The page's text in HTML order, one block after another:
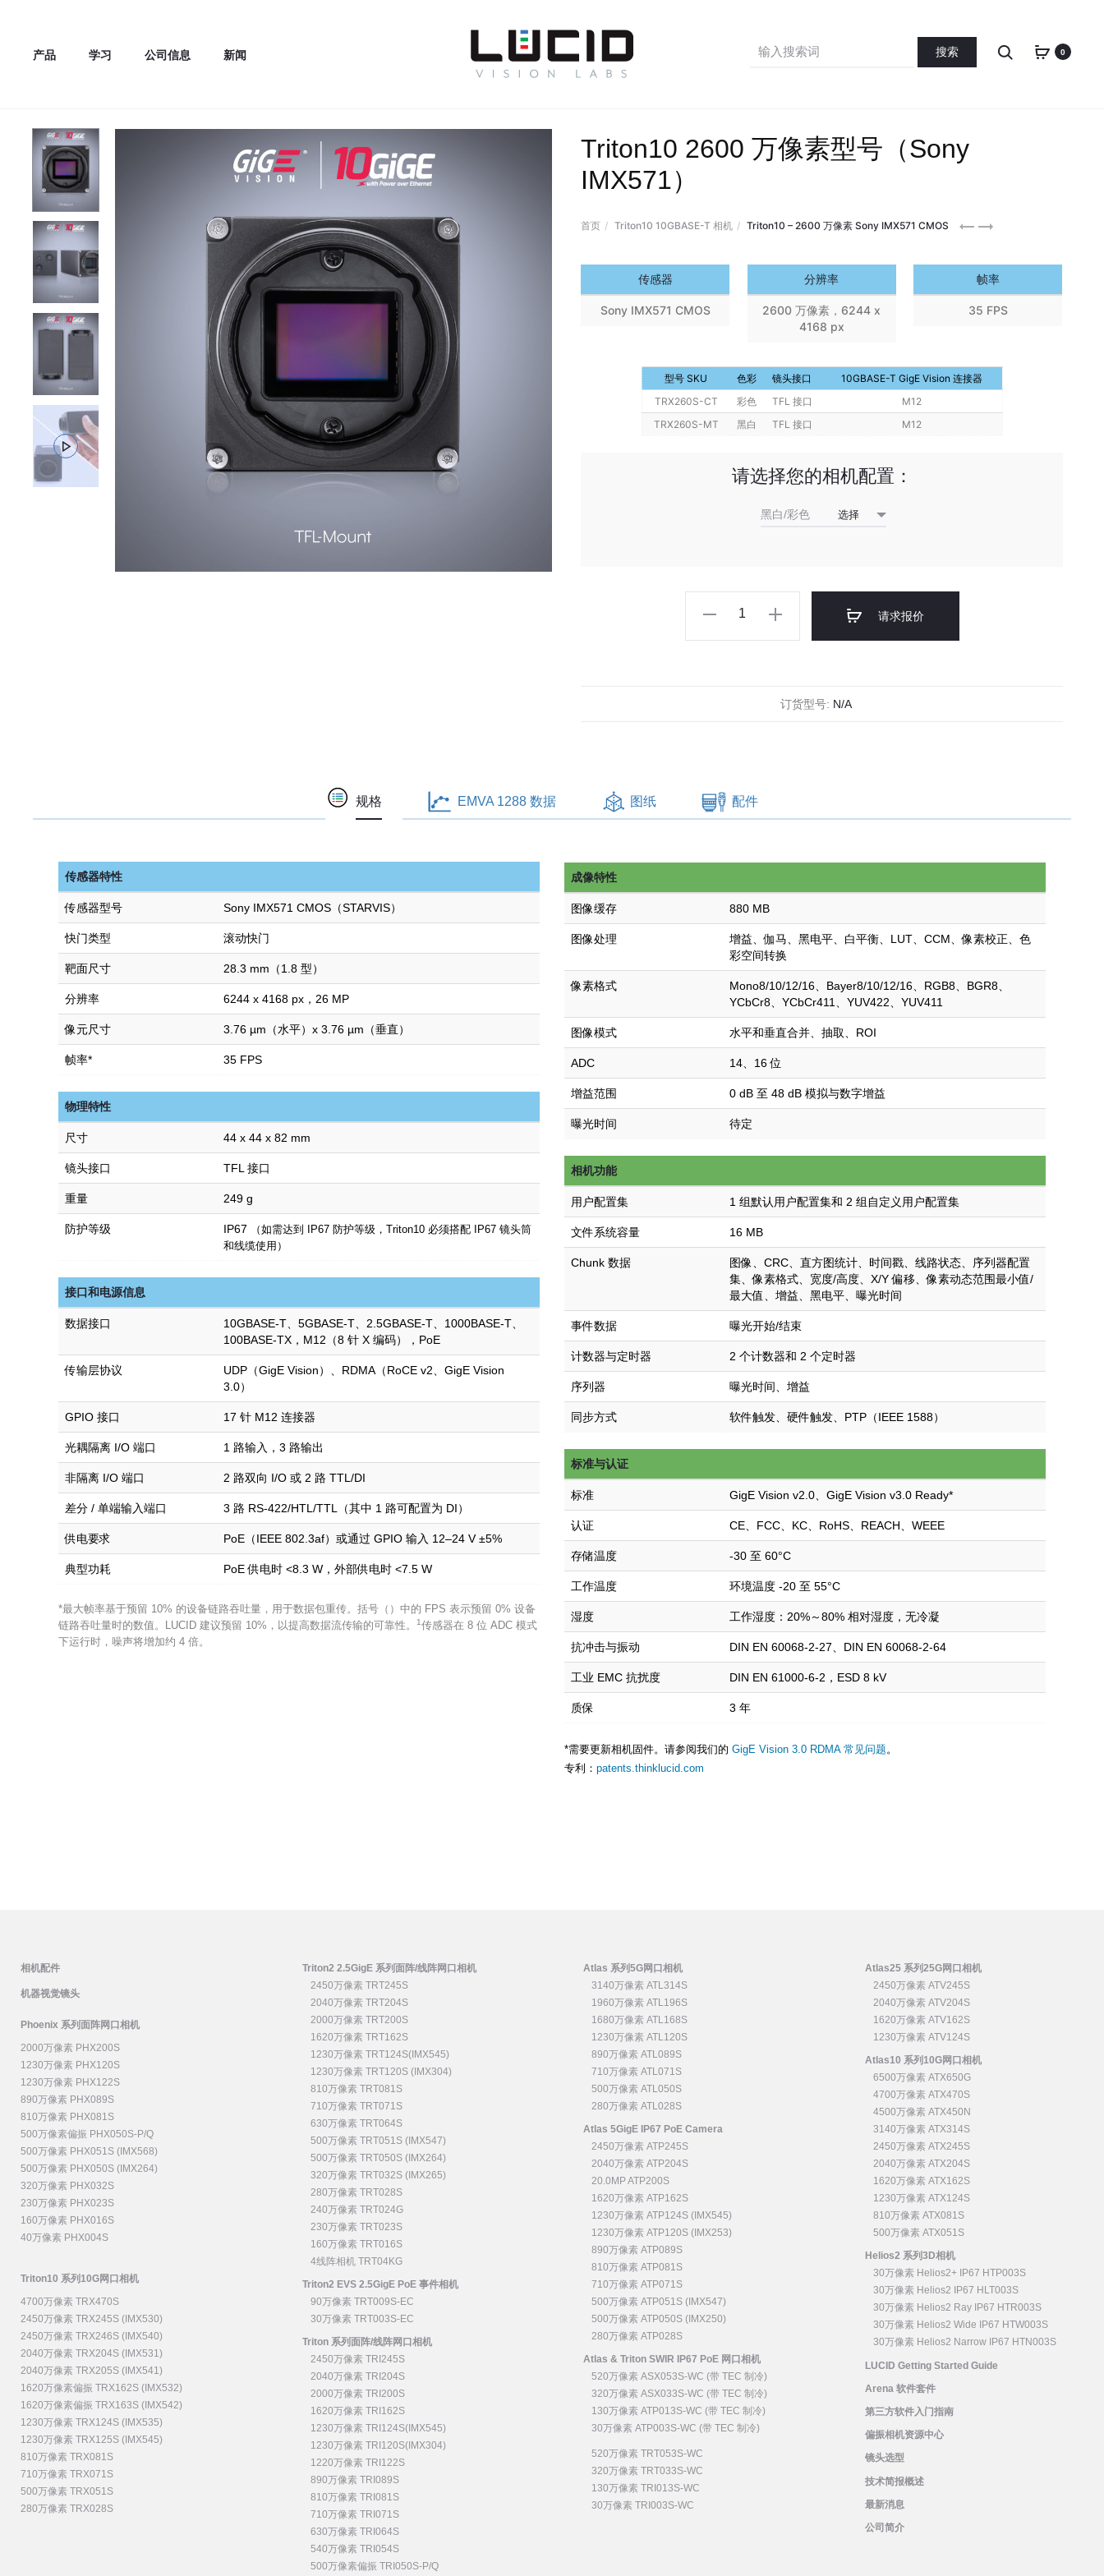
产品 学习 公司信息 新闻
Search
Search 0
Triton10 2600 万像素型号（Sony
IMX571）
首页 Triton10 10GBASE-T 相机 Triton10 – 2600 万像素 Sony IMX571 CMOS
Triton10
万
太
Triton10
万
像
素
太
传感器
Sony IMX571 CMOS
分辨率
2600 万像素，6244 x
4168 px
帧率
35 FPS
型号 SKU 色彩 镜头接口
10GBASE-T GigE Vision 连接器
TRX260S-CT
彩色 TFL 接口
M12
TRX260S-MT
黑白 TFL 接口 M12
请选择您的相机配置：
黑白/彩色
Triton10
IMX571）
数
请求报价
订货型号: N/A
规格 EMVA 1288 数据 图纸 配件
传感器特性
传感器型号 Sony IMX571 CMOS（STARVIS）
快门类型 滚动快门
靶面尺寸 28.3 mm（1.8 型）
分辨率 6244 x 4168 px，26 MP
像元尺寸 3.76 µm（水平）x 3.76 µm（垂直）
帧率* 35 FPS
物理特性
尺寸 44 x 44 x 82 mm
镜头接口 TFL 接口
重量 249 g
防护等级 IP67
（如需达到 IP67 防护等级，Triton10 必须搭配 IP67 镜头筒
和线缆使用）
接口和电源信息
数据接口
10GBASE-T、5GBASE-T、2.5GBASE-T、1000BASE-T、
100BASE-TX，M12（8 针 X 编码），PoE
传输层协议
UDP（GigE Vision）、RDMA（RoCE v2、GigE Vision
3.0）
GPIO 接口 17 针 M12 连接器
光耦隔离 I/O 端口 1 路输入，3 路输出
非隔离 I/O 端口 2 路双向 I/O 或 2 路 TTL/DI
差分 / 单端输入端口 3 路 RS-422/HTL/TTL（其中 1 路可配置为 DI）
供电要求 PoE（IEEE 802.3af）或通过 GPIO 输入 12–24 V ±5%
典型功耗 PoE 供电时 <8.3 W，外部供电时 <7.5 W
*最大帧率基于预留 10% 的设备链路吞吐量，用于数据包重传。括号（）中的 FPS 表示预留 0% 设备
链路吞吐量时的数值。LUCID 建议预留 10%，以提高数据流传输的可靠性。
1传感器在 8 位 ADC 模式
下运行时，噪声将增加约 4 倍。
成像特性
图像缓存 880 MB
图像处理
增益、伽马、黑电平、白平衡、LUT、CCM、像素校正、色
彩空间转换
像素格式
Mono8/10/12/16、Bayer8/10/12/16、RGB8、BGR8、
YCbCr8、YCbCr411、YUV422、YUV411
图像模式 水平和垂直合并、抽取、ROI
ADC 14、16 位
增益范围 0 dB 至 48 dB 模拟与数字增益
曝光时间 待定
相机功能
用户配置集 1 组默认用户配置集和 2 组自定义用户配置集
文件系统容量 16 MB
Chunk 数据
图像、CRC、直方图统计、时间戳、线路状态、序列器配置
集、像素格式、宽度/高度、X/Y 偏移、像素动态范围最小值/
最大值、增益、黑电平、曝光时间
事件数据 曝光开始/结束
计数器与定时器 2 个计数器和 2 个定时器
序列器 曝光时间、增益
同步方式 软件触发、硬件触发、PTP（IEEE 1588）
标准与认证
标准 GigE Vision v2.0、GigE Vision v3.0 Ready*
认证 CE、FCC、KC、RoHS、REACH、WEEE
存储温度 -30 至 60°C
工作温度 环境温度 -20 至 55°C
湿度 工作湿度：20%～80% 相对湿度，无冷凝
抗冲击与振动 DIN EN 60068-2-27、DIN EN 60068-2-64
工业 EMC 抗扰度 DIN EN 61000-6-2，ESD 8 kV
质保 3 年
*需要更新相机固件。请参阅我们的 GigE Vision 3.0 RDMA 常见问题。
专利： patents.thinklucid.com
相机配件
机器视觉镜头
Phoenix 系列面阵网口相机
2000万像素 PHX200S
1230万像素 PHX120S
1230万像素 PHX122S
890万像素 PHX089S
810万像素 PHX081S
500万像素偏振 PHX050S-P/Q
500万像素 PHX051S (IMX568)
500万像素 PHX050S (IMX264)
320万像素 PHX032S
230万像素 PHX023S
160万像素 PHX016S
40万像素 PHX004S
Triton10 系列10G网口相机
4700万像素 TRX470S
2450万像素 TRX245S (IMX530)
2450万像素 TRX246S (IMX540)
2040万像素 TRX204S (IMX531)
2040万像素 TRX205S (IMX541)
1620万像素偏振 TRX162S (IMX532)
1620万像素偏振 TRX163S (IMX542)
1230万像素 TRX124S (IMX535)
1230万像素 TRX125S (IMX545)
810万像素 TRX081S
710万像素 TRX071S
500万像素 TRX051S
280万像素 TRX028S
Triton2 2.5GigE 系列面阵/线阵网口相机
2450万像素 TRT245S
2040万像素 TRT204S
2000万像素 TRT200S
1620万像素 TRT162S
1230万像素 TRT124S(IMX545)
1230万像素 TRT120S (IMX304)
810万像素 TRT081S
710万像素 TRT071S
630万像素 TRT064S
500万像素 TRT051S (IMX547)
500万像素 TRT050S (IMX264)
320万像素 TRT032S (IMX265)
280万像素 TRT028S
240万像素 TRT024G
230万像素 TRT023S
160万像素 TRT016S
4线阵相机 TRT04KG
Triton2 EVS 2.5GigE PoE 事件相机
90万像素 TRT009S-EC
30万像素 TRT003S-EC
Triton 系列面阵/线阵网口相机
2450万像素 TRI245S
2040万像素 TRI204S
2000万像素 TRI200S
1620万像素 TRI162S
1230万像素 TRI124S(IMX545)
1230万像素 TRI120S(IMX304)
1220万像素 TRI122S
890万像素 TRI089S
810万像素 TRI081S
710万像素 TRI071S
630万像素 TRI064S
540万像素 TRI054S
500万像素偏振 TRI050S-P/Q
Atlas 系列5G网口相机
3140万像素 ATL314S
1960万像素 ATL196S
1680万像素 ATL168S
1230万像素 ATL120S
890万像素 ATL089S
710万像素 ATL071S
500万像素 ATL050S
280万像素 ATL028S
Atlas 5GigE IP67 PoE Camera
2450万像素 ATP245S
2040万像素 ATP204S
20.0MP ATP200S
1620万像素 ATP162S
1230万像素 ATP124S (IMX545)
1230万像素 ATP120S (IMX253)
890万像素 ATP089S
810万像素 ATP081S
710万像素 ATP071S
500万像素 ATP051S (IMX547)
500万像素 ATP050S (IMX250)
280万像素 ATP028S
Atlas & Triton SWIR IP67 PoE 网口相机
520万像素 ASX053S-WC (带 TEC 制冷)
320万像素 ASX033S-WC (带 TEC 制冷)
130万像素 ATP013S-WC (带 TEC 制冷)
30万像素 ATP003S-WC (带 TEC 制冷)
520万像素 TRT053S-WC
320万像素 TRT033S-WC
130万像素 TRI013S-WC
30万像素 TRI003S-WC
Atlas25 系列25G网口相机
2450万像素 ATV245S
2040万像素 ATV204S
1620万像素 ATV162S
1230万像素 ATV124S
Atlas10 系列10G网口相机
6500万像素 ATX650G
4700万像素 ATX470S
4500万像素 ATX450N
3140万像素 ATX314S
2450万像素 ATX245S
2040万像素 ATX204S
1620万像素 ATX162S
1230万像素 ATX124S
810万像素 ATX081S
500万像素 ATX051S
Helios2 系列3D相机
30万像素 Helios2+ IP67 HTP003S
30万像素 Helios2 IP67 HLT003S
30万像素 Helios2 Ray IP67 HTR003S
30万像素 Helios2 Wide IP67 HTW003S
30万像素 Helios2 Narrow IP67 HTN003S
LUCID Getting Started Guide
Arena 软件套件
第三方软件入门指南
偏振相机资源中心
镜头选型
技术简报概述
最新消息
公司简介